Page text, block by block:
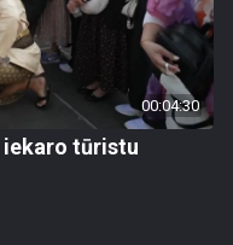
00:04:30
iekaro tūristu